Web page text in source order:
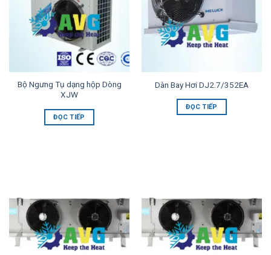
Bộ Ngưng Tụ dạng hộp Dòng
XJW
ĐỌC TIẾP
Dàn Bay Hơi DJ2.7/352EA
ĐỌC TIẾP